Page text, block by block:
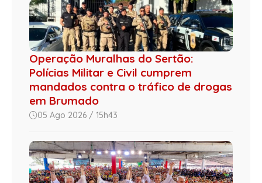
Operação Muralhas do Sertão:
Polícias Militar e Civil cumprem
mandados contra o tráfico de drogas
em Brumado
05 Ago 2026 / 15h43